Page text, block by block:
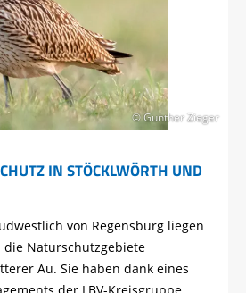
© Gunther Zieger
IN STÖCKLWÖRTH UND
von Regensburg liegen
Naturschutzgebiete
Au. Sie haben dank eines